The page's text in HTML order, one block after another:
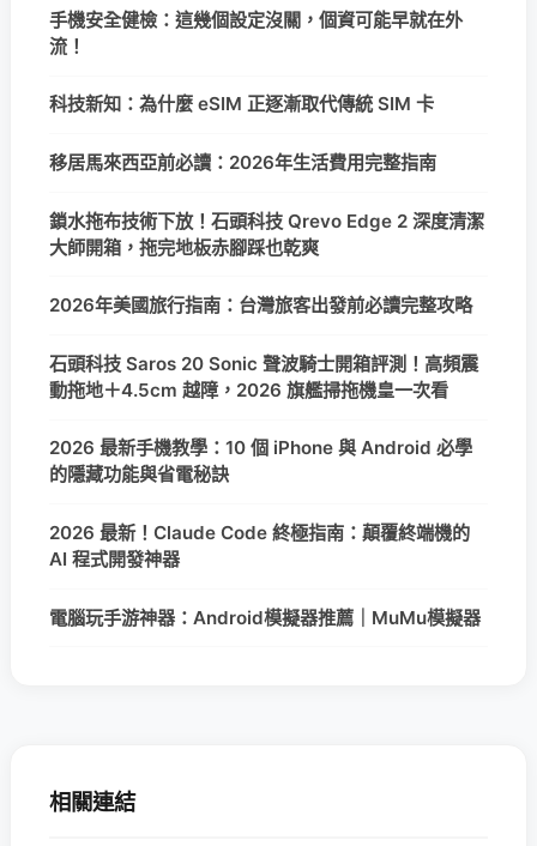
手機安全健檢：這幾個設定沒關，個資可能早就在外
流！
科技新知：為什麼 eSIM 正逐漸取代傳統 SIM 卡
移居馬來西亞前必讀：2026年生活費用完整指南
鎖水拖布技術下放！石頭科技 Qrevo Edge 2 深度清潔
大師開箱，拖完地板赤腳踩也乾爽
2026年美國旅行指南：台灣旅客出發前必讀完整攻略
石頭科技 Saros 20 Sonic 聲波騎士開箱評測！高頻震
動拖地＋4.5cm 越障，2026 旗艦掃拖機皇一次看
2026 最新手機教學：10 個 iPhone 與 Android 必學
的隱藏功能與省電秘訣
2026 最新！Claude Code 終極指南：顛覆終端機的
AI 程式開發神器
電腦玩手游神器：Android模擬器推薦｜MuMu模擬器
相關連結